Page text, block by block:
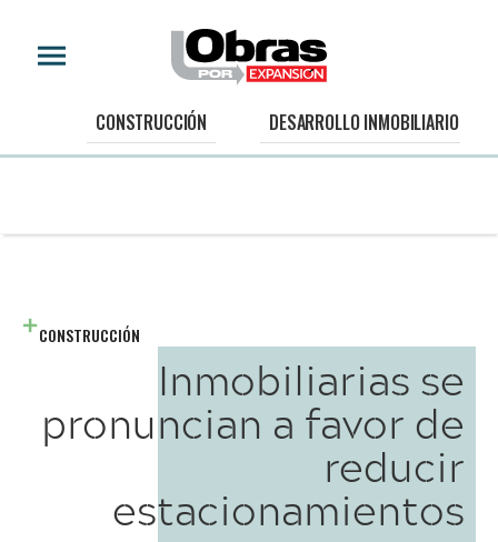
CONSTRUCCIÓN DESARROLLO INMOBILIARIO
CONSTRUCCIÓN
Inmobiliarias se
pronuncian a favor de
reducir
estacionamientos